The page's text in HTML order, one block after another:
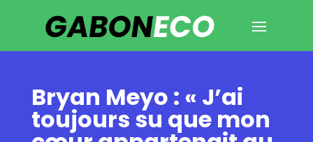
Bryan Meyo : « J’ai
toujours su que mon